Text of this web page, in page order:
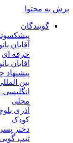
پرش به محتوا
گویندگان
آقایان
حرفه ای
آقایان
پیشنهاد
بین
انگلیسی
محلی
آذری
کودک
دختر پسر
تیپ گویی